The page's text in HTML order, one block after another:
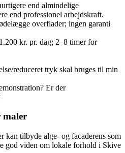
end almindelige
end professionel arbejdskraft.
overflader; ingen garanti
kr. pr. dag; 2–8 timer for
reduceret tryk skal bruges til min
Er der
tilbyde alge‑ og facaderens som
god viden om lokale forhold i Skive